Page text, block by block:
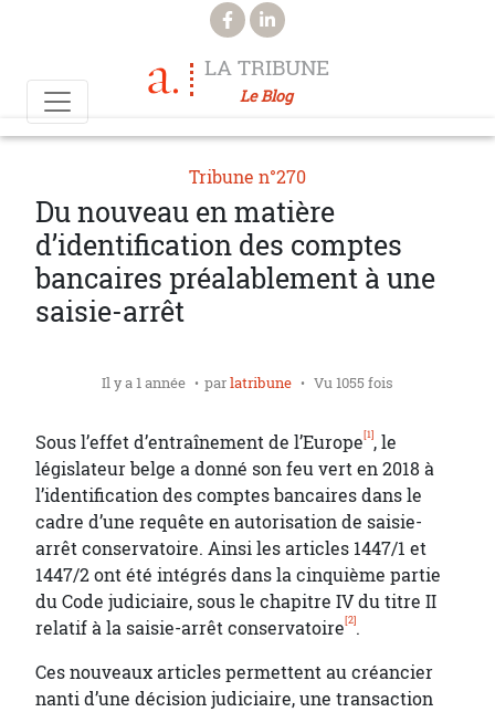
Aller au contenu principal
LA TRIBUNE
Le Blog
Tribune n°270
Du nouveau en matière
d’identification des comptes
bancaires préalablement à une
saisie-arrêt
Il y a 1 année parlatribune Vu 1055 fois
Sous l’effet d’entraînement de l’Europe[1], le
législateur belge a donné son feu vert en 2018 à
l’identification des comptes bancaires dans le
cadre d’une requête en autorisation de saisie-
arrêt conservatoire. Ainsi les articles 1447/1 et
1447/2 ont été intégrés dans la cinquième partie
du Code judiciaire, sous le chapitre IV du titre II
relatif à la saisie-arrêt conservatoire[2].
Ces nouveaux articles permettent au créancier
nanti d’une décision judiciaire, une transaction